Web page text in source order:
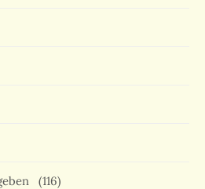
(116)